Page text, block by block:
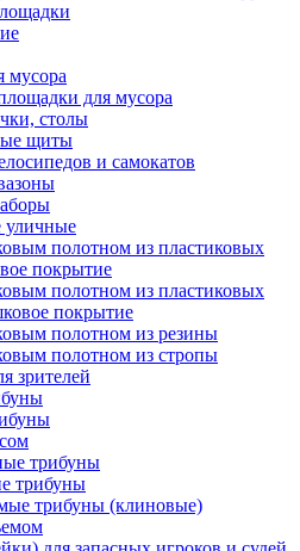
мусора
для мусора
столы
щиты
и самокатов
уличные
полотном из пластиковых
покрытие
полотном из пластиковых
покрытие
полотном из резины
полотном из стропы
зрителей
трибуны
трибуны
трибуны (клиновые)